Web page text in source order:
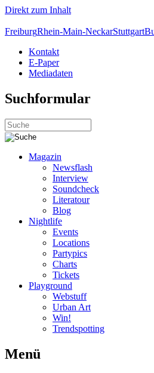
Direkt zum Inhalt
FreiburgRhein-Main-NeckarStuttgart
Kontakt
E-Paper
Mediadaten
Suchformular
Magazin
Newsflash
Interview
Soundcheck
Literatour
Blog
Nightlife
Events
Locations
Partypics
Charts
Tickets
Playground
Webstuff
Urban Art
Win!
Trendspotting
Menü